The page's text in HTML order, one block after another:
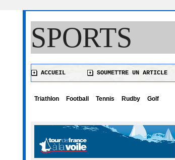
SPORTS
ACCUEIL SOUMETTRE UN ARTICLE
Triathlon Football Tennis Rudby Golf